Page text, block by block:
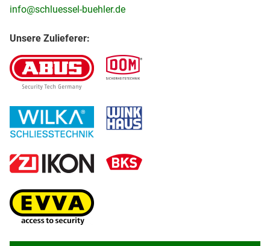
info@schluessel-buehler.de
Unsere Zulieferer: